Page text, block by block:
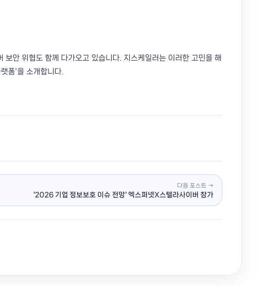
안 위협도 함께 다가오고 있습니다. 지스케일러는 이러한 고민을 해
폼'을 소개합니다.
다음 포스트 →
'2026 기업 정보보호 이슈 전망' 엑스퍼넷X스텔라사이버 참가